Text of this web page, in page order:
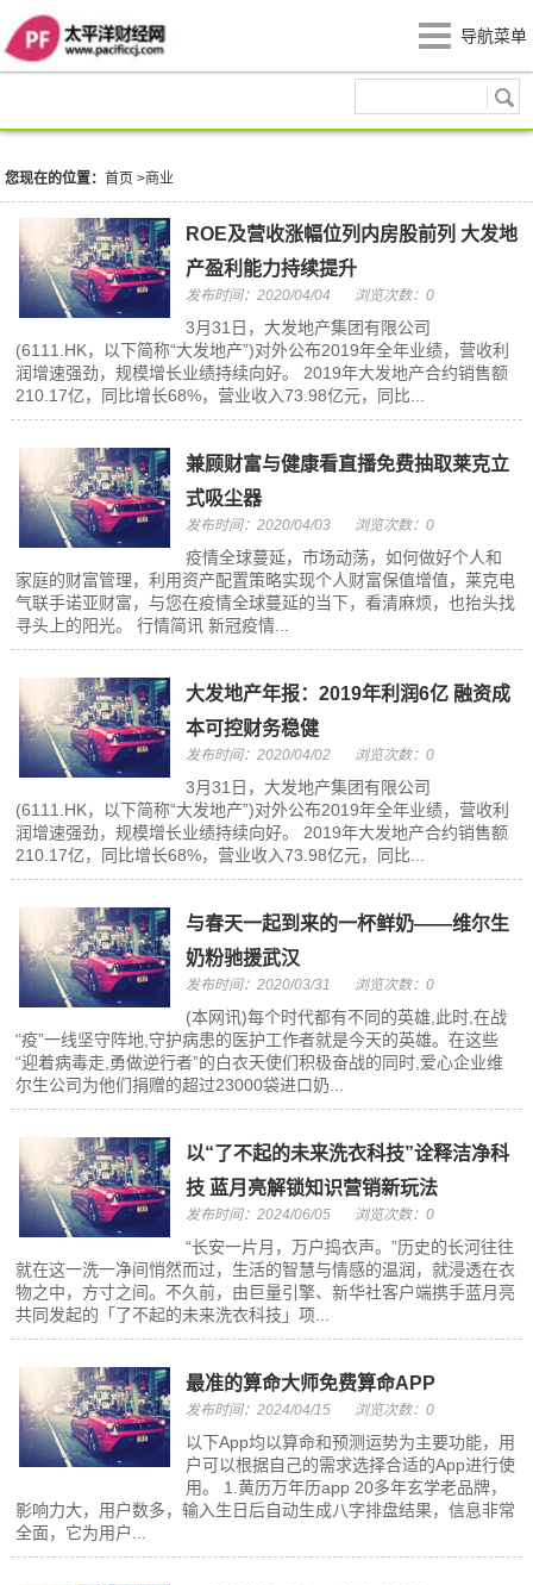
导航菜单
您现在的位置：首页 >商业
ROE及营收涨幅位列内房股前列 大发地
产盈利能力持续提升
发布时间：2020/04/04 浏览次数：0
3月31日，大发地产集团有限公司
(6111.HK，以下简称“大发地产”)对外公布2019年全年业绩，营收利
润增速强劲，规模增长业绩持续向好。 2019年大发地产合约销售额
210.17亿，同比增长68%，营业收入73.98亿元，同比...
兼顾财富与健康看直播免费抽取莱克立
式吸尘器
发布时间：2020/04/03 浏览次数：0
疫情全球蔓延，市场动荡，如何做好个人和
家庭的财富管理，利用资产配置策略实现个人财富保值增值，莱克电
气联手诺亚财富，与您在疫情全球蔓延的当下，看清麻烦，也抬头找
寻头上的阳光。 行情简讯 新冠疫情...
​大发地产年报：2019年利润6亿 融资成
本可控财务稳健
发布时间：2020/04/02 浏览次数：0
3月31日，大发地产集团有限公司
(6111.HK，以下简称“大发地产”)对外公布2019年全年业绩，营收利
润增速强劲，规模增长业绩持续向好。 2019年大发地产合约销售额
210.17亿，同比增长68%，营业收入73.98亿元，同比...
与春天一起到来的一杯鲜奶——维尔生
奶粉驰援武汉
发布时间：2020/03/31 浏览次数：0
(本网讯)每个时代都有不同的英雄,此时,在战
“疫”一线坚守阵地,守护病患的医护工作者就是今天的英雄。在这些
“迎着病毒走,勇做逆行者”的白衣天使们积极奋战的同时,爱心企业维
尔生公司为他们捐赠的超过23000袋进口奶...
以“了不起的未来洗衣科技”诠释洁净科
技 蓝月亮解锁知识营销新玩法
发布时间：2024/06/05 浏览次数：0
“长安一片月，万户捣衣声。”历史的长河往往
就在这一洗一净间悄然而过，生活的智慧与情感的温润，就浸透在衣
物之中，方寸之间。不久前，由巨量引擎、新华社客户端携手蓝月亮
共同发起的「了不起的未来洗衣科技」项...
最准的算命大师免费算命APP
发布时间：2024/04/15 浏览次数：0
以下App均以算命和预测运势为主要功能，用
户可以根据自己的需求选择合适的App进行使
用。 1.黄历万年历app 20多年玄学老品牌，
影响力大，用户数多，输入生日后自动生成八字排盘结果，信息非常
全面，它为用户...